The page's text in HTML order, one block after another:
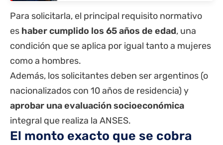
Para solicitarla, el principal requisito normativo
es haber cumplido los 65 años de edad, una
condición que se aplica por igual tanto a mujeres
como a hombres.
Además, los solicitantes deben ser argentinos (o
nacionalizados con 10 años de residencia) y
aprobar una evaluación socioeconómica
integral que realiza la ANSES.
El monto exacto que se cobra